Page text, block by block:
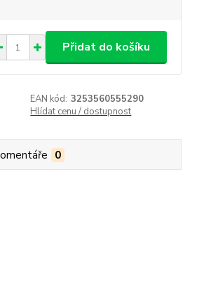
Přidat do košíku
EAN kód: 3253560555290
Hlídat cenu / dostupnost
0